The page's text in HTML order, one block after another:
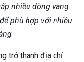
nhiều dòng vang
phù hợp với nhiều
trở thành địa chỉ